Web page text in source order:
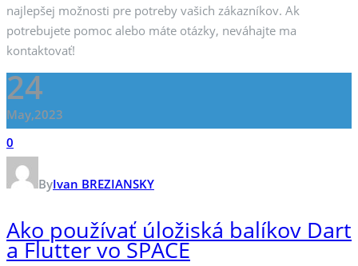
najlepšej možnosti pre potreby vašich zákazníkov. Ak
potrebujete pomoc alebo máte otázky, neváhajte ma
kontaktovať!
24
May,2023
0
ByIvan BREZIANSKY
Ako používať úložiská balíkov Dart
a Flutter vo SPACE